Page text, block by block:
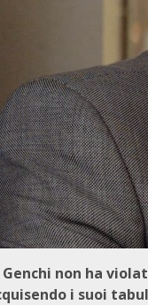
Genchi non ha
i suoi